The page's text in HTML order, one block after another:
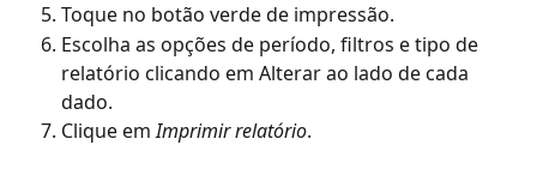
Toque no botão verde de impressão.
Escolha as opções de período, filtros e tipo de
relatório clicando em Alterar ao lado de cada
dado.
Clique em Imprimir relatório.